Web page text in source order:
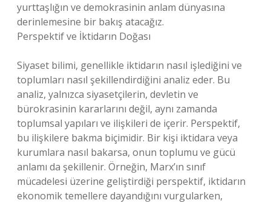
yurttaşlığın ve demokrasinin anlam dünyasına
derinlemesine bir bakış atacağız.
Perspektif ve İktidarın Doğası
Siyaset bilimi, genellikle iktidarın nasıl işlediğini ve
toplumları nasıl şekillendirdiğini analiz eder. Bu
analiz, yalnızca siyasetçilerin, devletin ve
bürokrasinin kararlarını değil, aynı zamanda
toplumsal yapıları ve ilişkileri de içerir. Perspektif,
bu ilişkilere bakma biçimidir. Bir kişi iktidara veya
kurumlara nasıl bakarsa, onun toplumu ve gücü
anlamı da şekillenir. Örneğin, Marx’ın sınıf
mücadelesi üzerine geliştirdiği perspektif, iktidarın
ekonomik temellere dayandığını vurgularken,